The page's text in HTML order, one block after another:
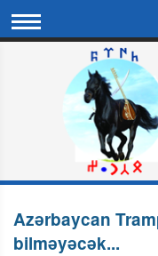
Azərbaycan
bilməyəcək...